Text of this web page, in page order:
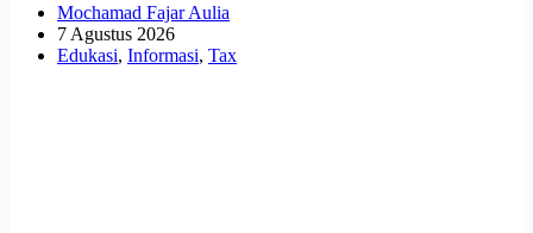
Mochamad Fajar Aulia
7 Agustus 2026
Edukasi, Informasi, Tax